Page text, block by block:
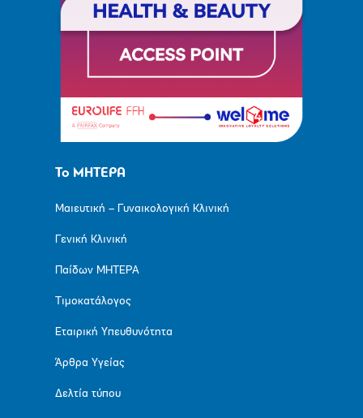
Το ΜΗΤΕΡΑ
Μαιευτική – Γυναικολογική Κλινική
Γενική Κλινική
Παίδων ΜΗΤΕΡΑ
Τιμοκατάλογος
Εταιρική Υπευθυνότητα
Άρθρα Υγείας
Δελτία τύπου